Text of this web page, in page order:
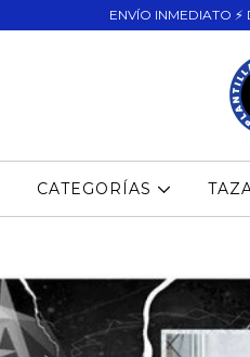
ENVÍO INMEDIATO
CATEGORÍAS